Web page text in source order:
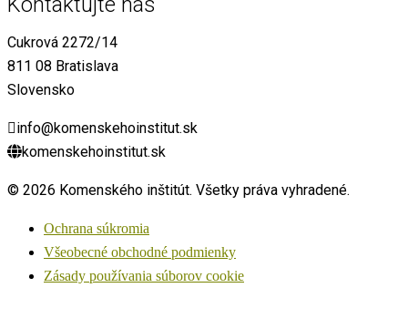
Cukrová 2272/14
811 08 Bratislava
Slovensko
info@komenskehoinstitut.sk
komenskehoinstitut.sk
© 2026 Komenského inštitút. Všetky práva vyhradené.
Ochrana súkromia
Všeobecné obchodné podmienky
Zásady používania súborov cookie